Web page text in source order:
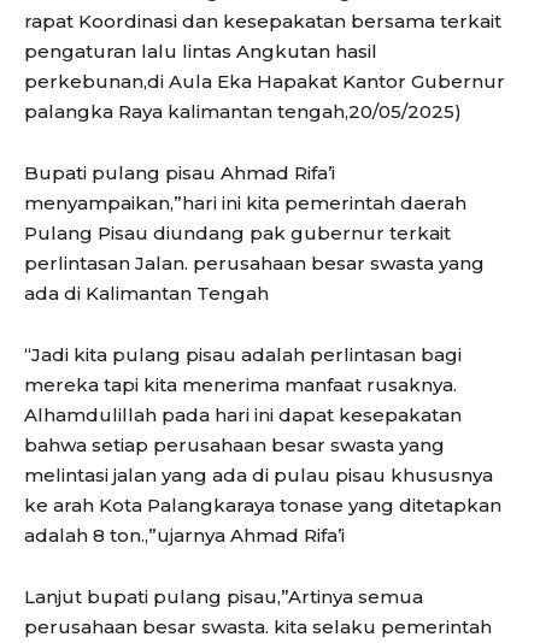
rapat Koordinasi dan kesepakatan bersama terkait
pengaturan lalu lintas Angkutan hasil
perkebunan,di Aula Eka Hapakat Kantor Gubernur
palangka Raya kalimantan tengah,20/05/2025)
Bupati pulang pisau Ahmad Rifa’i
menyampaikan,”hari ini kita pemerintah daerah
Pulang Pisau diundang pak gubernur terkait
perlintasan Jalan. perusahaan besar swasta yang
ada di Kalimantan Tengah
“Jadi kita pulang pisau adalah perlintasan bagi
mereka tapi kita menerima manfaat rusaknya.
Alhamdulillah pada hari ini dapat kesepakatan
bahwa setiap perusahaan besar swasta yang
melintasi jalan yang ada di pulau pisau khususnya
ke arah Kota Palangkaraya tonase yang ditetapkan
adalah 8 ton.,”ujarnya Ahmad Rifa’i
Lanjut bupati pulang pisau,”Artinya semua
perusahaan besar swasta. kita selaku pemerintah